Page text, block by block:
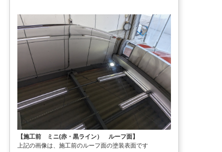
【施工前 ミニ(赤・黒ライン） ルーフ面】
上記の画像は、施工前のルーフ面の塗装表面です